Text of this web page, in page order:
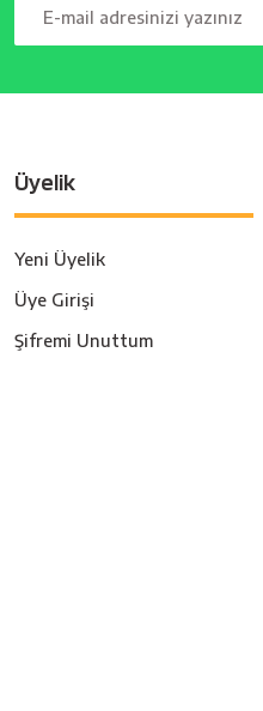
Üyelik
Yeni Üyelik
Üye Girişi
Şifremi Unuttum